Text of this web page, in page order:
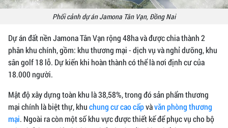
Phối cảnh dự án Jamona Tân Vạn, Đồng Nai
Dự án đất nền Jamona Tân Vạn rộng 48ha và được chia thành 2
phân khu chính, gồm: khu thương mại - dịch vụ và nghỉ dưỡng, khu
sân golf 18 lỗ. Dự kiến khi hoàn thành có thể là nơi định cư của
18.000 người.
Mật độ xây dựng toàn khu là 38,58%, trong đó sản phẩm thương
mại chính là biệt thự, khuchung cư cao cấpvàvăn phòng thương
mại. Ngoài ra còn một số khu vực được thiết kế để phục vụ cho bộ